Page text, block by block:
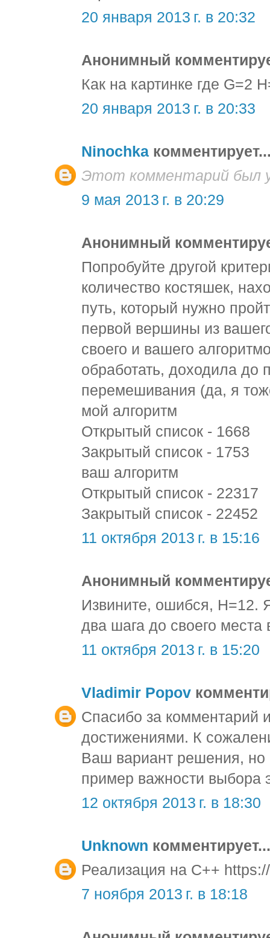
20 января 2013 г. в 20:32
Анонимный
Как на картинке где G=2
20 января 2013 г. в 20:33
Ninochka
Этот комментарий был
9 мая 2013 г. в 20:29
Анонимный
Попробуйте другой
количество костяшек,
путь, который нужно
первой вершины из
своего и вашего
обработать, доходила до
перемешивания (да, я
мой алгоритм
Открытый список - 1668
Закрытый список - 1753
ваш алгоритм
Открытый список - 22317
Закрытый список - 22452
11 октября 2013 г. в 15:16
Анонимный
Извините, ошибся, H=12.
два шага до своего
11 октября 2013 г. в 15:20
Vladimir Popov
Спасибо за комментарий
достижениями. К
Ваш вариант решения, но
пример важности выбора
12 октября 2013 г. в 18:30
Unknown комментирует...
Реализация на С++
7 ноября 2013 г. в 18:18